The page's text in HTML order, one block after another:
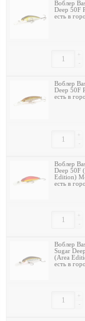
Воблер
Deep 50F
есть в
-
+
Воблер
Deep 50F
есть в
-
+
Воблер
Deep 50F
Edition)
есть в
-
+
Воблер
Sugar
(Area
есть в
-
+